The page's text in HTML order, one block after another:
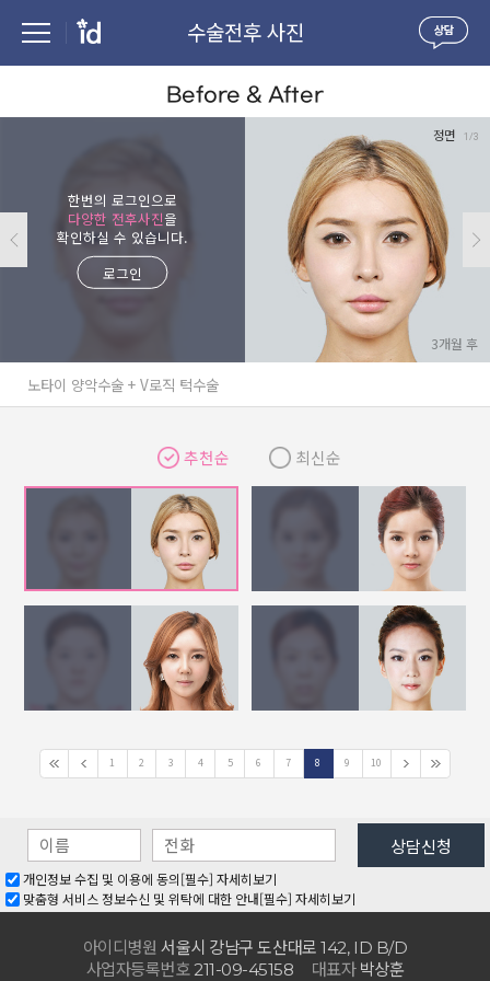
수술전후 사진
Before & After
한번의 로그인으로
다양한 전후사진을
확인하실 수 있습니다.
로그인
3개월 후
정면 1/3
노타이 양악수술 + V로직 턱수술
추천순 최신순
1 2 3 4 5 6 7 8 9 10
개인정보 수집 및 이용에 동의[필수] 자세히보기
맞춤형 서비스 정보수신 및 위탁에 대한 안내[필수] 자세히보기
아이디병원 서울시 강남구 도산대로142, ID B/D
사업자등록번호211-09-45158 대표자박상훈